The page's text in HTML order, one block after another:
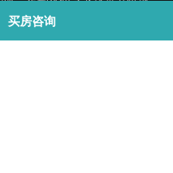
买房咨询
决策。